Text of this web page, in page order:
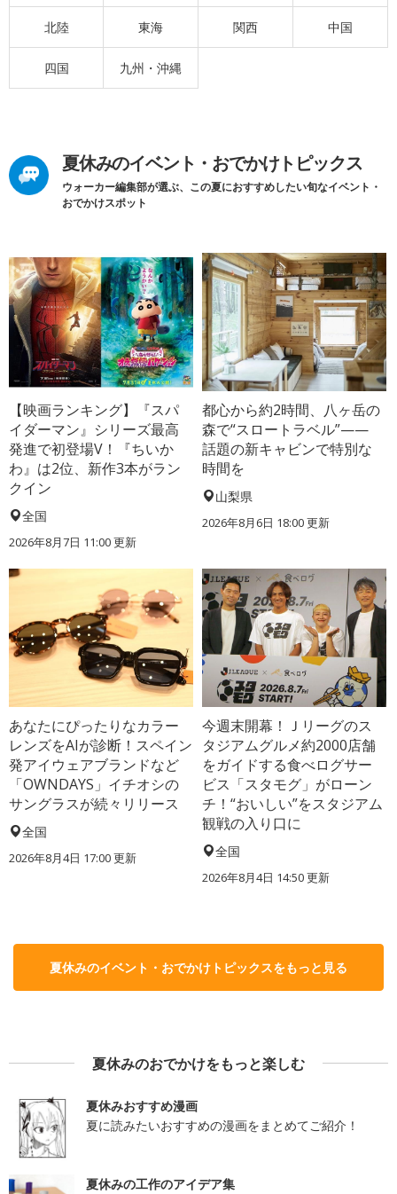
北陸 東海 関西 中国
四国 九州・沖縄
夏休みのイベント・おでかけトピックス
ウォーカー編集部が選ぶ、この夏におすすめしたい旬なイベント・
おでかけスポット
【映画ランキング】『スパ
イダーマン』シリーズ最高
発進で初登場V！『ちいか
わ』は2位、新作3本がラン
クイン
全国
2026年8月7日 11:00更新
都心から約2時間、八ヶ岳の
森で“スロートラベル”——
話題の新キャビンで特別な
時間を
山梨県
2026年8月6日 18:00更新
あなたにぴったりなカラー
レンズをAIが診断！スペイン
発アイウェアブランドなど
「OWNDAYS」イチオシの
サングラスが続々リリース
全国
2026年8月4日 17:00更新
今週末開幕！Ｊリーグのス
タジアムグルメ約2000店舗
をガイドする食べログサー
ビス「スタモグ」がローン
チ！“おいしい”をスタジアム
観戦の入り口に
全国
2026年8月4日 14:50更新
夏休みのイベント・おでかけトピックスをもっと見る
夏休みのおでかけをもっと楽しむ
夏休みおすすめ漫画
夏に読みたいおすすめの漫画をまとめてご紹介！
夏休みの工作のアイデア集